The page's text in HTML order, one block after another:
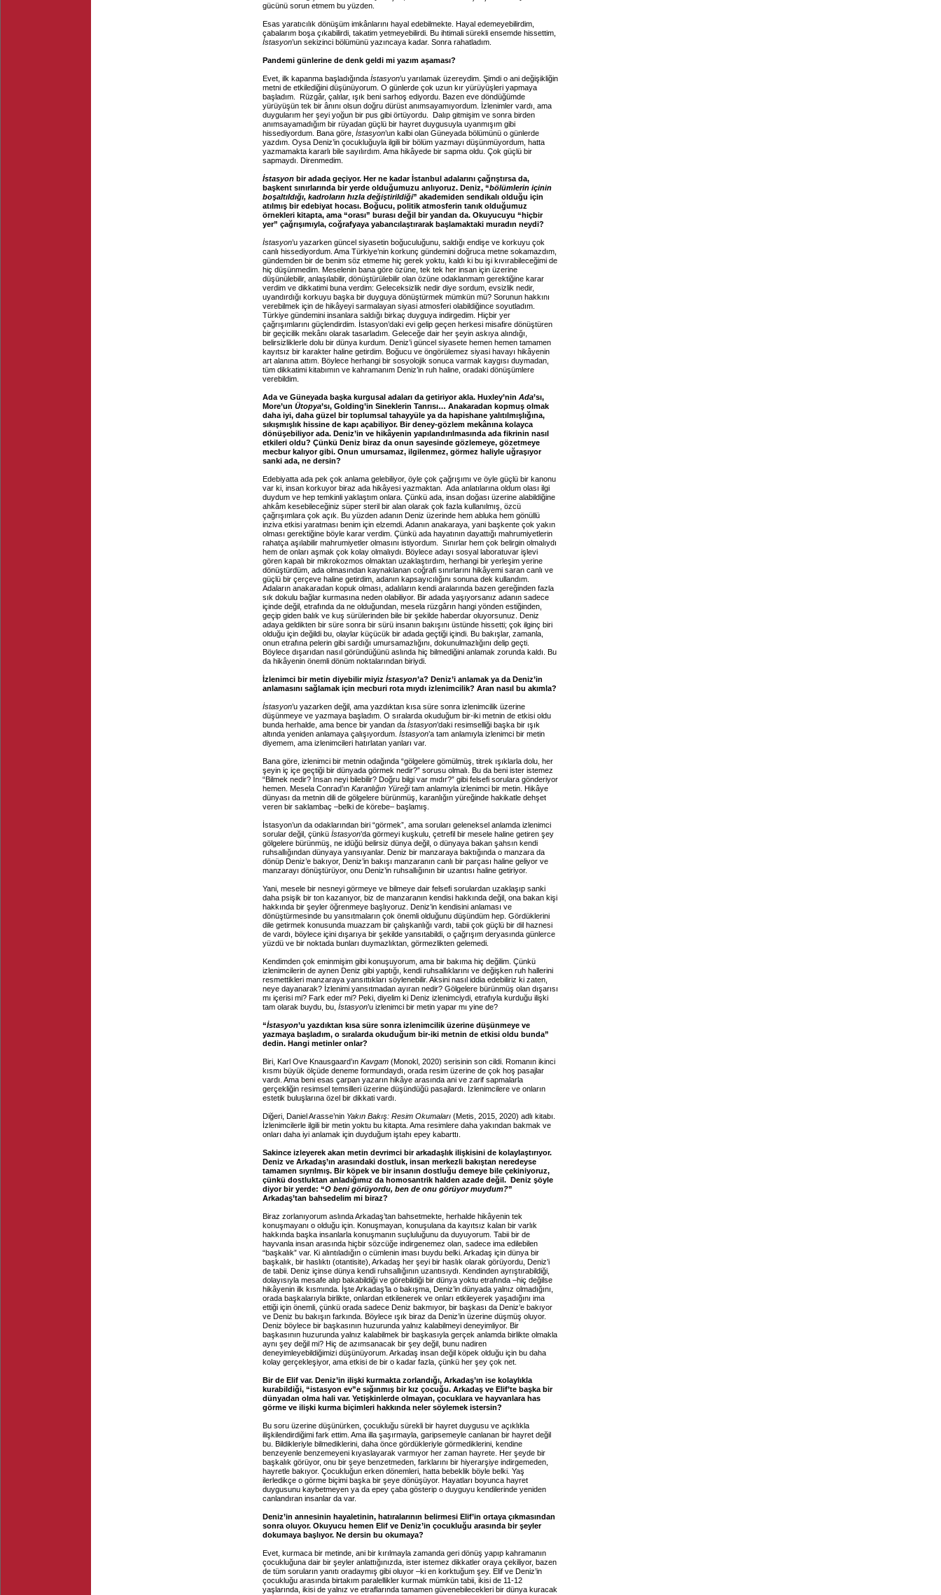
gücünü sorun etmem bu yüzden.
Esas yaratıcılık dönüşüm imkânlarını hayal edebilmekte. Hayal edemeyebilirdim,
çabalarım boşa çıkabilirdi, takatim yetmeyebilirdi. Bu ihtimali sürekli ensemde hissettim,
İstasyon’un sekizinci bölümünü yazıncaya kadar. Sonra rahatladım.
Pandemi günlerine de denk geldi mi yazım aşaması?
Evet, ilk kapanma başladığında İstasyon’u yarılamak üzereydim. Şimdi o ani değişikliğin
metni de etkilediğini düşünüyorum. O günlerde çok uzun kır yürüyüşleri yapmaya
başladım. Rüzgâr, çalılar, ışık beni sarhoş ediyordu. Bazen eve döndüğümde
yürüyüşün tek bir ânını olsun doğru dürüst anımsayamıyordum. İzlenimler vardı, ama
duygularım her şeyi yoğun bir pus gibi örtüyordu. Dalıp gitmişim ve sonra birden
anımsayamadığım bir rüyadan güçlü bir hayret duygusuyla uyanmışım gibi
hissediyordum. Bana göre, İstasyon’un kalbi olan Güneyada bölümünü o günlerde
yazdım. Oysa Deniz’in çocukluğuyla ilgili bir bölüm yazmayı düşünmüyordum, hatta
yazmamakta kararlı bile sayılırdım. Ama hikâyede bir sapma oldu. Çok güçlü bir
sapmaydı. Direnmedim.
İstasyon bir adada geçiyor. Her ne kadar İstanbul adalarını çağrıştırsa da,
başkent sınırlarında bir yerde olduğumuzu anlıyoruz. Deniz, “bölümlerin içinin
boşaltıldığı, kadroların hızla değiştirildiği” akademiden sendikalı olduğu için
atılmış bir edebiyat hocası. Boğucu, politik atmosferin tanık olduğumuz
örnekleri kitapta, ama “orası” burası değil bir yandan da. Okuyucuyu “hiçbir
yer” çağrışımıyla, coğrafyaya yabancılaştırarak başlamaktaki muradın neydi?
İstasyon’u yazarken güncel siyasetin boğuculuğunu, saldığı endişe ve korkuyu çok
canlı hissediyordum. Ama Türkiye’nin korkunç gündemini doğruca metne sokamazdım,
gündemden bir de benim söz etmeme hiç gerek yoktu, kaldı ki bu işi kıvırabileceğimi de
hiç düşünmedim. Meselenin bana göre özüne, tek tek her insan için üzerine
düşünülebilir, anlaşılabilir, dönüştürülebilir olan özüne odaklanmam gerektiğine karar
verdim ve dikkatimi buna verdim: Geleceksizlik nedir diye sordum, evsizlik nedir,
uyandırdığı korkuyu başka bir duyguya dönüştürmek mümkün mü? Sorunun hakkını
verebilmek için de hikâyeyi sarmalayan siyasi atmosferi olabildiğince soyutladım.
Türkiye gündemini insanlara saldığı birkaç duyguya indirgedim. Hiçbir yer
çağrışımlarını güçlendirdim. İstasyon’daki evi gelip geçen herkesi misafire dönüştüren
bir geçicilik mekânı olarak tasarladım. Geleceğe dair her şeyin askıya alındığı,
belirsizliklerle dolu bir dünya kurdum. Deniz’i güncel siyasete hemen hemen tamamen
kayıtsız bir karakter haline getirdim. Boğucu ve öngörülemez siyasi havayı hikâyenin
art alanına attım. Böylece herhangi bir sosyolojik sonuca varmak kaygısı duymadan,
tüm dikkatimi kitabımın ve kahramanım Deniz’in ruh haline, oradaki dönüşümlere
verebildim.
Ada ve Güneyada başka kurgusal adaları da getiriyor akla. Huxley’nin Ada’sı,
More’un Ütopya’sı, Golding’in Sineklerin Tanrısı… Anakaradan kopmuş olmak
daha iyi, daha güzel bir toplumsal tahayyüle ya da hapishane yalıtılmışlığına,
sıkışmışlık hissine de kapı açabiliyor. Bir deney-gözlem mekânına kolayca
dönüşebiliyor ada. Deniz’in ve hikâyenin yapılandırılmasında ada fikrinin nasıl
etkileri oldu? Çünkü Deniz biraz da onun sayesinde gözlemeye, gözetmeye
mecbur kalıyor gibi. Onun umursamaz, ilgilenmez, görmez haliyle uğraşıyor
sanki ada, ne dersin?
Edebiyatta ada pek çok anlama gelebiliyor, öyle çok çağrışımı ve öyle güçlü bir kanonu
var ki, insan korkuyor biraz ada hikâyesi yazmaktan. Ada anlatılarına oldum olası ilgi
duydum ve hep temkinli yaklaştım onlara. Çünkü ada, insan doğası üzerine alabildiğine
ahkâm kesebileceğiniz süper steril bir alan olarak çok fazla kullanılmış, özcü
çağrışımlara çok açık. Bu yüzden adanın Deniz üzerinde hem abluka hem gönüllü
inziva etkisi yaratması benim için elzemdi. Adanın anakaraya, yani başkente çok yakın
olması gerektiğine böyle karar verdim. Çünkü ada hayatının dayattığı mahrumiyetlerin
rahatça aşılabilir mahrumiyetler olmasını istiyordum. Sınırlar hem çok belirgin olmalıydı
hem de onları aşmak çok kolay olmalıydı. Böylece adayı sosyal laboratuvar işlevi
gören kapalı bir mikrokozmos olmaktan uzaklaştırdım, herhangi bir yerleşim yerine
dönüştürdüm, ada olmasından kaynaklanan coğrafi sınırlarını hikâyemi saran canlı ve
güçlü bir çerçeve haline getirdim, adanın kapsayıcılığını sonuna dek kullandım.
Adaların anakaradan kopuk olması, adalıların kendi aralarında bazen gereğinden fazla
sık dokulu bağlar kurmasına neden olabiliyor. Bir adada yaşıyorsanız adanın sadece
içinde değil, etrafında da ne olduğundan, mesela rüzgârın hangi yönden estiğinden,
geçip giden balık ve kuş sürülerinden bile bir şekilde haberdar oluyorsunuz. Deniz
adaya geldikten bir süre sonra bir sürü insanın bakışını üstünde hissetti; çok ilginç biri
olduğu için değildi bu, olaylar küçücük bir adada geçtiği içindi. Bu bakışlar, zamanla,
onun etrafına pelerin gibi sardığı umursamazlığını, dokunulmazlığını delip geçti.
Böylece dışarıdan nasıl göründüğünü aslında hiç bilmediğini anlamak zorunda kaldı. Bu
da hikâyenin önemli dönüm noktalarından biriydi.
İzlenimci bir metin diyebilir miyiz İstasyon’a? Deniz’i anlamak ya da Deniz’in
anlamasını sağlamak için mecburi rota mıydı izlenimcilik? Aran nasıl bu akımla?
İstasyon’u yazarken değil, ama yazdıktan kısa süre sonra izlenimcilik üzerine
düşünmeye ve yazmaya başladım. O sıralarda okuduğum bir-iki metnin de etkisi oldu
bunda herhalde, ama bence bir yandan da İstasyon’daki resimselliği başka bir ışık
altında yeniden anlamaya çalışıyordum. İstasyon’a tam anlamıyla izlenimci bir metin
diyemem, ama izlenimcileri hatırlatan yanları var.
Bana göre, izlenimci bir metnin odağında “gölgelere gömülmüş, titrek ışıklarla dolu, her
şeyin iç içe geçtiği bir dünyada görmek nedir?” sorusu olmalı. Bu da beni ister istemez
“Bilmek nedir? İnsan neyi bilebilir? Doğru bilgi var mıdır?” gibi felsefi sorulara gönderiyor
hemen. Mesela Conrad’ın Karanlığın Yüreğitam anlamıyla izlenimci bir metin. Hikâye
dünyası da metnin dili de gölgelere bürünmüş, karanlığın yüreğinde hakikatle dehşet
veren bir saklambaç –belki de körebe– başlamış.
İstasyon’un da odaklarından biri “görmek”, ama soruları geleneksel anlamda izlenimci
sorular değil, çünkü İstasyon’da görmeyi kuşkulu, çetrefil bir mesele haline getiren şey
gölgelere bürünmüş, ne idüğü belirsiz dünya değil, o dünyaya bakan şahsın kendi
ruhsallığından dünyaya yansıyanlar. Deniz bir manzaraya baktığında o manzara da
dönüp Deniz’e bakıyor, Deniz’in bakışı manzaranın canlı bir parçası haline geliyor ve
manzarayı dönüştürüyor, onu Deniz’in ruhsallığının bir uzantısı haline getiriyor.
Yani, mesele bir nesneyi görmeye ve bilmeye dair felsefi sorulardan uzaklaşıp sanki
daha psişik bir ton kazanıyor, biz de manzaranın kendisi hakkında değil, ona bakan kişi
hakkında bir şeyler öğrenmeye başlıyoruz. Deniz’in kendisini anlaması ve
dönüştürmesinde bu yansıtmaların çok önemli olduğunu düşündüm hep. Gördüklerini
dile getirmek konusunda muazzam bir çalışkanlığı vardı, tabii çok güçlü bir dil haznesi
de vardı, böylece içini dışarıya bir şekilde yansıtabildi, o çağrışım deryasında günlerce
yüzdü ve bir noktada bunları duymazlıktan, görmezlikten gelemedi.
Kendimden çok eminmişim gibi konuşuyorum, ama bir bakıma hiç değilim. Çünkü
izlenimcilerin de aynen Deniz gibi yaptığı, kendi ruhsallıklarını ve değişken ruh hallerini
resmettikleri manzaraya yansıttıkları söylenebilir. Aksini nasıl iddia edebiliriz ki zaten,
neye dayanarak? İzlenimi yansıtmadan ayıran nedir? Gölgelere bürünmüş olan dışarısı
mı içerisi mi? Fark eder mi? Peki, diyelim ki Deniz izlenimciydi, etrafıyla kurduğu ilişki
tam olarak buydu, bu, İstasyon’u izlenimci bir metin yapar mı yine de?
“İstasyon’u yazdıktan kısa süre sonra izlenimcilik üzerine düşünmeye ve
yazmaya başladım, o sıralarda okuduğum bir-iki metnin de etkisi oldu bunda”
dedin. Hangi metinler onlar?
Biri, Karl Ove Knausgaard’ın Kavgam (Monokl, 2020) serisinin son cildi. Romanın ikinci
kısmı büyük ölçüde deneme formundaydı, orada resim üzerine de çok hoş pasajlar
vardı. Ama beni esas çarpan yazarın hikâye arasında ani ve zarif sapmalarla
gerçekliğin resimsel temsilleri üzerine düşündüğü pasajlardı. İzlenimcilere ve onların
estetik buluşlarına özel bir dikkati vardı.
Diğeri, Daniel Arasse’nin Yakın Bakış: Resim Okumaları (Metis, 2015, 2020) adlı kitabı.
İzlenimcilerle ilgili bir metin yoktu bu kitapta. Ama resimlere daha yakından bakmak ve
onları daha iyi anlamak için duyduğum iştahı epey kabarttı.
Sakince izleyerek akan metin devrimci bir arkadaşlık ilişkisini de kolaylaştırıyor.
Deniz ve Arkadaş’ın arasındaki dostluk, insan merkezli bakıştan neredeyse
tamamen sıyrılmış. Bir köpek ve bir insanın dostluğu demeye bile çekiniyoruz,
çünkü dostluktan anladığımız da homosantrik halden azade değil. Deniz şöyle
diyor bir yerde: “O beni görüyordu, ben de onu görüyor muydum?”
Arkadaş’tan bahsedelim mi biraz?
Biraz zorlanıyorum aslında Arkadaş’tan bahsetmekte, herhalde hikâyenin tek
konuşmayanı o olduğu için. Konuşmayan, konuşulana da kayıtsız kalan bir varlık
hakkında başka insanlarla konuşmanın suçluluğunu da duyuyorum. Tabii bir de
hayvanla insan arasında hiçbir sözcüğe indirgenemez olan, sadece ima edilebilen
“başkalık” var. Ki alıntıladığın o cümlenin iması buydu belki. Arkadaş için dünya bir
başkalık, bir haslıktı (otantisite), Arkadaş her şeyi bir haslık olarak görüyordu, Deniz’i
de tabii. Deniz içinse dünya kendi ruhsallığının uzantısıydı. Kendinden ayrıştırabildiği,
dolayısıyla mesafe alıp bakabildiği ve görebildiği bir dünya yoktu etrafında –hiç değilse
hikâyenin ilk kısmında. İşte Arkadaş’la o bakışma, Deniz’in dünyada yalnız olmadığını,
orada başkalarıyla birlikte, onlardan etkilenerek ve onları etkileyerek yaşadığını ima
ettiği için önemli, çünkü orada sadece Deniz bakmıyor, bir başkası da Deniz’e bakıyor
ve Deniz bu bakışın farkında. Böylece ışık biraz da Deniz’in üzerine düşmüş oluyor.
Deniz böylece bir başkasının huzurunda yalnız kalabilmeyi deneyimliyor. Bir
başkasının huzurunda yalnız kalabilmek bir başkasıyla gerçek anlamda birlikte olmakla
aynı şey değil mi? Hiç de azımsanacak bir şey değil, bunu nadiren
deneyimleyebildiğimizi düşünüyorum. Arkadaş insan değil köpek olduğu için bu daha
kolay gerçekleşiyor, ama etkisi de bir o kadar fazla, çünkü her şey çok net.
Bir de Elif var. Deniz’in ilişki kurmakta zorlandığı, Arkadaş’ın ise kolaylıkla
kurabildiği, “istasyon ev”e sığınmış bir kız çocuğu. Arkadaş ve Elif’te başka bir
dünyadan olma hali var. Yetişkinlerde olmayan, çocuklara ve hayvanlara has
görme ve ilişki kurma biçimleri hakkında neler söylemek istersin?
Bu soru üzerine düşünürken, çocukluğu sürekli bir hayret duygusu ve açıklıkla
ilişkilendirdiğimi fark ettim. Ama illa şaşırmayla, garipsemeyle canlanan bir hayret değil
bu. Bildikleriyle bilmediklerini, daha önce gördükleriyle görmediklerini, kendine
benzeyenle benzemeyeni kıyaslayarak varmıyor her zaman hayrete. Her şeyde bir
başkalık görüyor, onu bir şeye benzetmeden, farklarını bir hiyerarşiye indirgemeden,
hayretle bakıyor. Çocukluğun erken dönemleri, hatta bebeklik böyle belki. Yaş
ilerledikçe o görme biçimi başka bir şeye dönüşüyor. Hayatları boyunca hayret
duygusunu kaybetmeyen ya da epey çaba gösterip o duyguyu kendilerinde yeniden
canlandıran insanlar da var.
Deniz’in annesinin hayaletinin, hatıralarının belirmesi Elif’in ortaya çıkmasından
sonra oluyor. Okuyucu hemen Elif ve Deniz’in çocukluğu arasında bir şeyler
dokumaya başlıyor. Ne dersin bu okumaya?
Evet, kurmaca bir metinde, ani bir kırılmayla zamanda geri dönüş yapıp kahramanın
çocukluğuna dair bir şeyler anlattığınızda, ister istemez dikkatler oraya çekiliyor, bazen
de tüm soruların yanıtı oradaymış gibi oluyor –ki en korktuğum şey. Elif ve Deniz’in
çocukluğu arasında birtakım paralellikler kurmak mümkün tabii, ikisi de 11-12
yaşlarında, ikisi de yalnız ve etraflarında tamamen güvenebilecekleri bir dünya kuracak